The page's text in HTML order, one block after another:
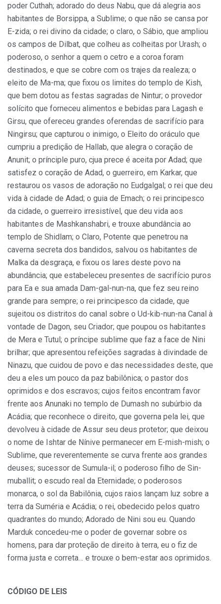
poder Cuthah; adorado do deus Nabu, que dá alegria aos
habitantes de Borsippa, a Sublime; o que não se cansa por
E-zida; o rei divino da cidade; o claro, o Sábio, que ampliou
os campos de Dilbat, que colheu as colheitas por Urash; o
poderoso, o senhor a quem o cetro e a coroa foram
destinados, e que se cobre com os trajes da realeza; o
eleito de Ma-ma; que fixou os limites do templo de Kish,
que bem dotou as festas sagradas de Nintur; o provedor
solícito que forneceu alimentos e bebidas para Lagash e
Girsu, que ofereceu grandes oferendas de sacrifício para
Ningirsu; que capturou o inimigo, o Eleito do oráculo que
cumpriu a predição de Hallab, que alegra o coração de
Anunit; o prínciple puro, cjua prece é aceita por Adad; que
satisfez o coração de Adad, o guerreiro, em Karkar, que
restaurou os vasos de adoração no Eudgalgal; o rei que deu
vida à cidade de Adad; o guia de Emach; o rei principesco
da cidade, o guerreiro irresistível, que deu vida aos
habitantes de Mashkanshabri, e trouxe abundância ao
templo de Shidlam; o Claro, Potente que penetrou na
caverna secreta dos bandidos, salvou os habitantes de
Malka da desgraça, e fixou os lares deste povo na
abundância; que estabeleceu presentes de sacrifício puros
para Ea e sua amada Dam-gal-nun-na, que fez seu reino
grande para sempre; o rei principesco da cidade, que
sujeitou os distritos do canal sobre o Ud-kib-nun-na Canal à
vontade de Dagon, seu Criador; que poupou os habitantes
de Mera e Tutul; o príncipe sublime que faz a face de Nini
brilhar; que apresentou refeições sagradas à divindade de
Ninazu, que cuidou de povo e das necessidades deste, que
deu a eles um pouco da paz babilônica; o pastor dos
oprimidos e dos escravos; cujos feitos encontram favor
frente aos Anunaki no templo de Dumash no subúrbio da
Acádia; que reconhece o direito, que governa pela lei, que
devolveu à cidade de Assur seu deus protetor; que deixou
o nome de Ishtar de Nínive permanecer em E-mish-mish; o
Sublime, que reverentemente se curva frente aos grandes
deuses; sucessor de Sumula-il; o poderoso filho de Sin-
muballit; o escudo real da Eternidade; o poderosos
monarca, o sol da Babilônia, cujos raios lançam luz sobre a
terra da Suméria e Acádia; o rei, obedecido pelos quatro
quadrantes do mundo; Adorado de Nini sou eu. Quando
Marduk concedeu-me o poder de governar sobre os
homens, para dar proteção de direito à terra, eu o fiz de
forma justa e correta… e trouxe o bem-estar aos oprimidos.
CÓDIGO DE LEIS